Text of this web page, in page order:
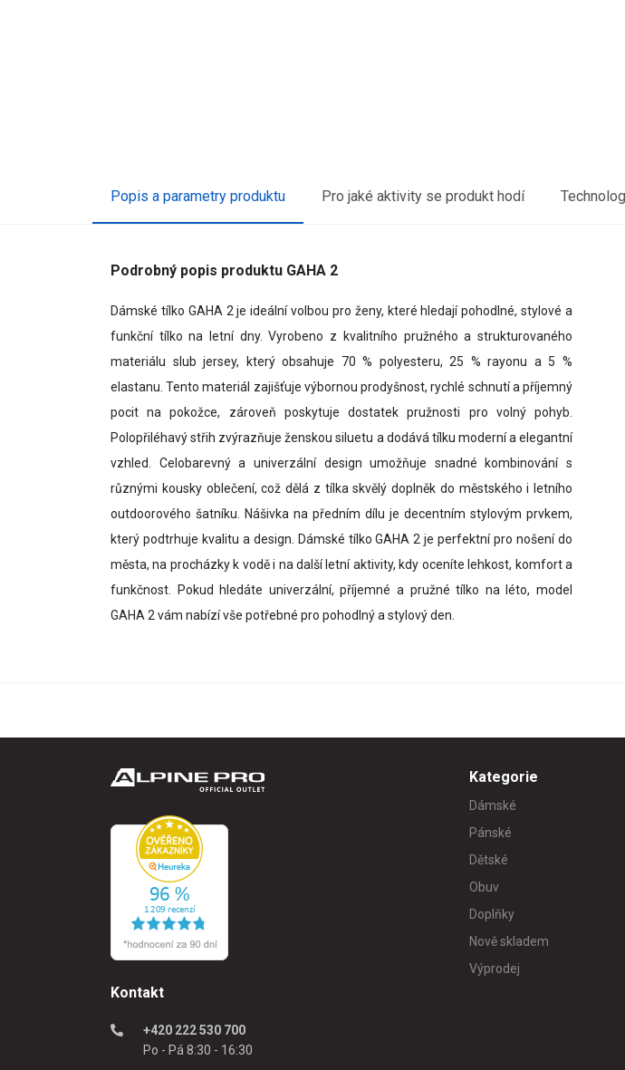
Popis a parametry produktu Pro jaké aktivity se produkt hodí
Podrobný popis produktu GAHA 2
Dámské tílko GAHA 2 je ideální volbou pro ženy, které hledají pohodlné, stylové a
funkční tílko na letní dny. Vyrobeno z kvalitního pružného a strukturovaného
materiálu slub jersey, který obsahuje 70 % polyesteru, 25 % rayonu a 5 %
elastanu. Tento materiál zajišťuje výbornou prodyšnost, rychlé schnutí a příjemný
pocit na pokožce, zároveň poskytuje dostatek pružnosti pro volný pohyb.
Polopřiléhavý střih zvýrazňuje ženskou siluetu a dodává tílku moderní a elegantní
vzhled. Celobarevný a univerzální design umožňuje snadné kombinování s
různými kousky oblečení, což dělá z tílka skvělý doplněk do městského i letního
outdoorového šatníku. Nášivka na předním dílu je decentním stylovým prvkem,
který podtrhuje kvalitu a design. Dámské tílko GAHA 2 je perfektní pro nošení do
města, na procházky k vodě i na další letní aktivity, kdy oceníte lehkost, komfort a
funkčnost. Pokud hledáte univerzální, příjemné a pružné tílko na léto, model
GAHA 2 vám nabízí vše potřebné pro pohodlný a stylový den.
Kontakt
+420 222 530 700
Po - Pá 8:30 - 16:30
Kategorie
Dámské
Pánské
Dětské
Obuv
Doplňky
Nově skladem
Výprodej